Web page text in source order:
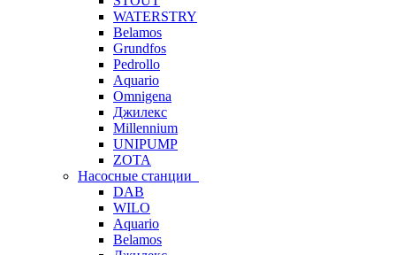
WATERSTRY
Belamos
Grundfos
Pedrollo
Aquario
Omnigena
Джилекс
Millennium
UNIPUMP
ZOTA
Насосные станции
DAB
WILO
Aquario
Belamos